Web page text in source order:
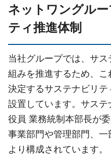
ネットワングル
ティ推進体制
当社グループでは、サ
組みを推進するため、こ
決定するサステナビリ
設置しています。サス
役員 業務統制本部長が
事業部門や管理部門、
より構成されています。